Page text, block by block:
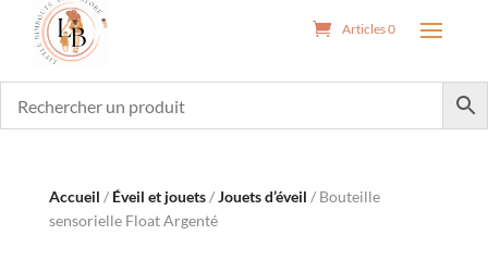
Articles 0
Accueil / Éveil et jouets/Jouets d’éveil / Bouteille
sensorielle Float Argenté